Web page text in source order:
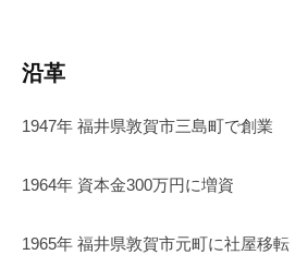
沿革
1947年 福井県敦賀市三島町で創業
1964年 資本金300万円に増資
1965年 福井県敦賀市元町に社屋移転